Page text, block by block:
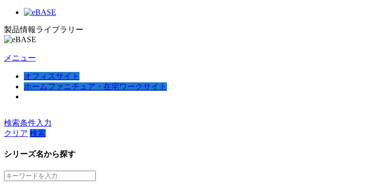
製品情報ライブラリー
メニュー
オフィスサイト
ホームファニチュア・在宅ワークサイト
検索条件入力
クリア 検索
シリーズ名から探す